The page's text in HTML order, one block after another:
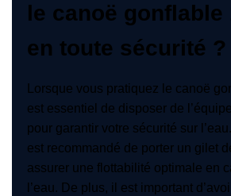
le canoë gonflable
en toute sécurité ?
Lorsque vous pratiquez le canoë
est essentiel de disposer de
pour garantir votre sécurité sur l’eau.
est recommandé de porter un gilet
assurer une flottabilité optimale en
l’eau. De plus, il est important